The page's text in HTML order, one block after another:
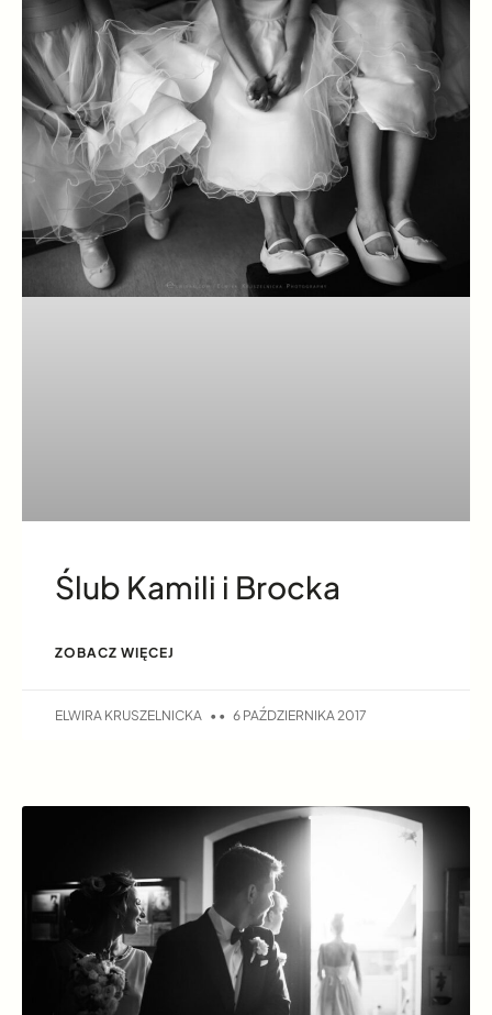
Ślub Kamili i Brocka
ZOBACZ WIĘCEJ
ELWIRA KRUSZELNICKA 6 PAŹDZIERNIKA 2017